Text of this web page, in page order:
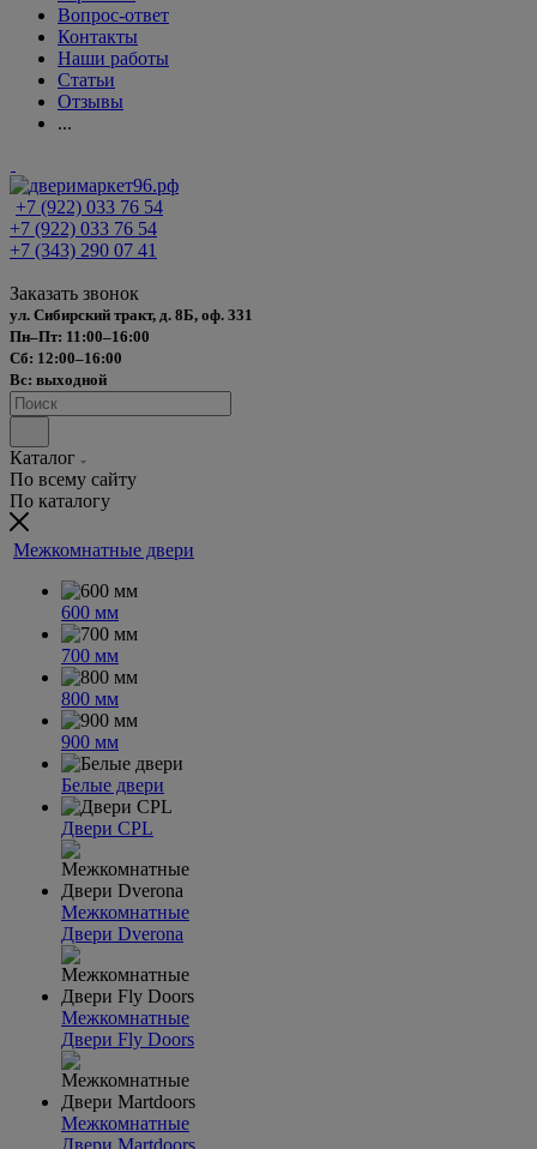
Вопрос-ответ
Контакты
Наши работы
Статьи
Отзывы
...
+7 (922) 033 76 54
+7 (922) 033 76 54
+7 (343) 290 07 41
Заказать звонок
ул. Сибирский тракт, д. 8Б, оф. 331
Пн–Пт: 11:00–16:00
Сб: 12:00–16:00
Вс: выходной
Каталог
По всему сайту
По каталогу
Межкомнатные двери
600 мм
700 мм
800 мм
900 мм
Белые двери
Двери CPL
Межкомнатные
Двери Dverona
Межкомнатные
Двери Fly Doors
Межкомнатные
Двери Martdoors